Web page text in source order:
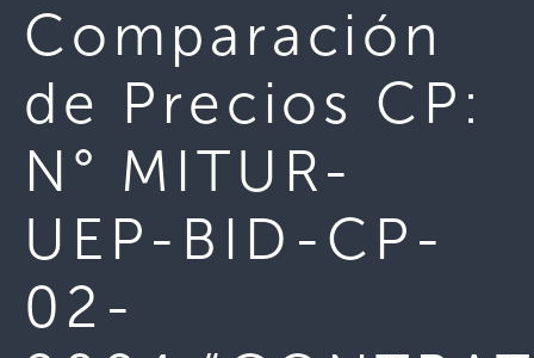
Comparación
de Precios CP:
N° MITUR-
UEP-BID-CP-
02-